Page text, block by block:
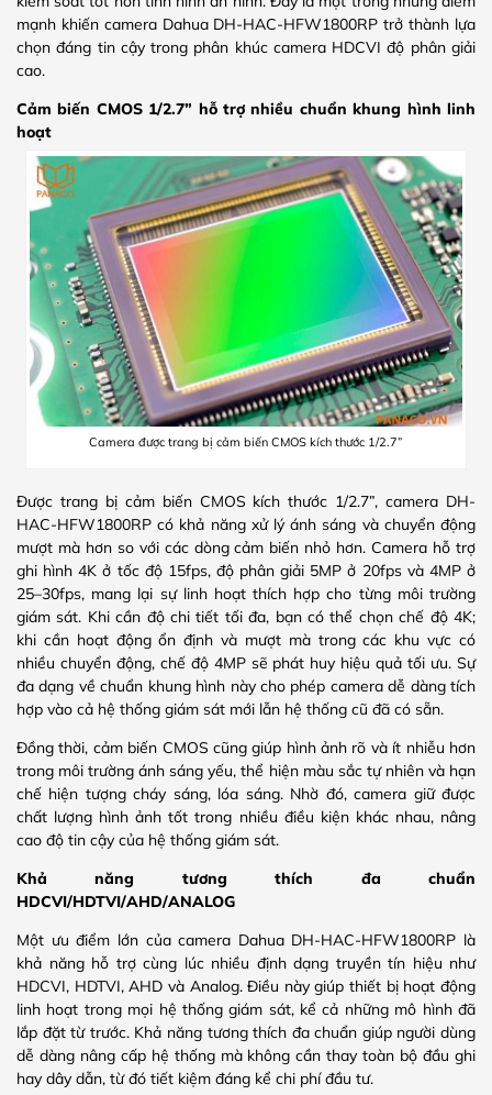
mạnh khiến camera Dahua DH-HAC-HFW1800RP trở thành lựa
chọn đáng tin cậy trong phân khúc camera HDCVI độ phân giải
cao.
Cảm biến CMOS 1/2.7” hỗ trợ nhiều chuẩn khung hình linh
hoạt
Camera được trang bị cảm biến CMOS kích thước 1/2.7”
Được trang bị cảm biến CMOS kích thước 1/2.7”, camera DH-
HAC-HFW1800RP có khả năng xử lý ánh sáng và chuyển động
mượt mà hơn so với các dòng cảm biến nhỏ hơn. Camera hỗ trợ
ghi hình 4K ở tốc độ 15fps, độ phân giải 5MP ở 20fps và 4MP ở
25–30fps, mang lại sự linh hoạt thích hợp cho từng môi trường
giám sát. Khi cần độ chi tiết tối đa, bạn có thể chọn chế độ 4K;
khi cần hoạt động ổn định và mượt mà trong các khu vực có
nhiều chuyển động, chế độ 4MP sẽ phát huy hiệu quả tối ưu. Sự
đa dạng về chuẩn khung hình này cho phép camera dễ dàng tích
hợp vào cả hệ thống giám sát mới lẫn hệ thống cũ đã có sẵn.
Đồng thời, cảm biến CMOS cũng giúp hình ảnh rõ và ít nhiễu hơn
trong môi trường ánh sáng yếu, thể hiện màu sắc tự nhiên và hạn
chế hiện tượng cháy sáng, lóa sáng. Nhờ đó, camera giữ được
chất lượng hình ảnh tốt trong nhiều điều kiện khác nhau, nâng
cao độ tin cậy của hệ thống giám sát.
Khả năng tương thích đa chuẩn
HDCVI/HDTVI/AHD/ANALOG
Một ưu điểm lớn của camera Dahua DH-HAC-HFW1800RP là
khả năng hỗ trợ cùng lúc nhiều định dạng truyền tín hiệu như
HDCVI, HDTVI, AHD và Analog. Điều này giúp thiết bị hoạt động
linh hoạt trong mọi hệ thống giám sát, kể cả những mô hình đã
lắp đặt từ trước. Khả năng tương thích đa chuẩn giúp người dùng
dễ dàng nâng cấp hệ thống mà không cần thay toàn bộ đầu ghi
hay dây dẫn, từ đó tiết kiệm đáng kể chi phí đầu tư.